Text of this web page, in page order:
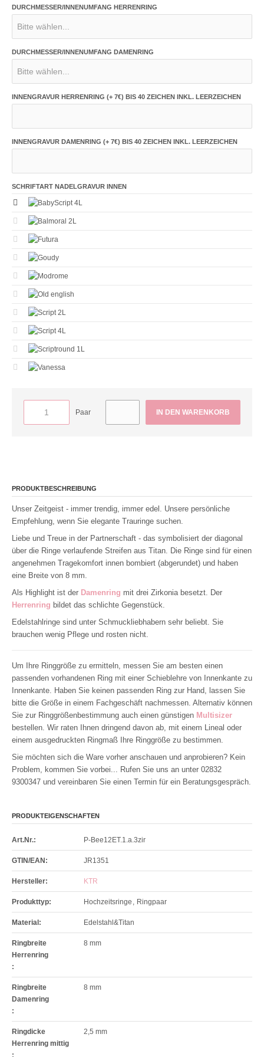
DURCHMESSER/INNENUMFANG HERRENRING
DURCHMESSER/INNENUMFANG DAMENRING
INNENGRAVUR HERRENRING (+ 7€) BIS 40 ZEICHEN INKL. LEERZEICHEN
INNENGRAVUR DAMENRING (+ 7€) BIS 40 ZEICHEN INKL. LEERZEICHEN
SCHRIFTART NADELGRAVUR INNEN
Paar IN DEN WARENKORB
PRODUKTBESCHREIBUNG
Unser Zeitgeist - immer trendig, immer edel. Unsere persönliche
Empfehlung, wenn Sie elegante Trauringe suchen.
Liebe und Treue in der Partnerschaft - das symbolisiert der diagonal
über die Ringe verlaufende Streifen aus Titan. Die Ringe sind für einen
angenehmen Tragekomfort innen bombiert (abgerundet) und haben
eine Breite von 8 mm.
Als Highlight ist der Damenring mit drei Zirkonia besetzt. Der
Herrenring bildet das schlichte Gegenstück.
Edelstahlringe sind unter Schmuckliebhabern sehr beliebt. Sie
brauchen wenig Pflege und rosten nicht.
Um Ihre Ringgröße zu ermitteln, messen Sie am besten einen
passenden vorhandenen Ring mit einer Schieblehre von Innenkante zu
Innenkante. Haben Sie keinen passenden Ring zur Hand, lassen Sie
bitte die Größe in einem Fachgeschäft nachmessen. Alternativ können
Sie zur Ringgrößenbestimmung auch einen günstigen Multisizer
bestellen. Wir raten Ihnen dringend davon ab, mit einem Lineal oder
einem ausgedruckten Ringmaß Ihre Ringgröße zu bestimmen.
Sie möchten sich die Ware vorher anschauen und anprobieren? Kein
Problem, kommen Sie vorbei... Rufen Sie uns an unter 02832
9300347 und vereinbaren Sie einen Termin für ein Beratungsgespräch.
PRODUKTEIGENSCHAFTEN
Art.Nr.: P-Bee12ET.1.a.3zir
GTIN/EAN: JR1351
Hersteller: KTR
Produkttyp: Hochzeitsringe , Ringpaar
Material : Edelstahl&Titan
Ringbreite
Herrenring
:
8 mm
Ringbreite
Damenring
:
8 mm
Ringdicke
Herrenring mittig
:
2,5 mm